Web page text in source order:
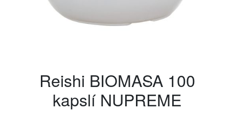
Reishi BIOMASA 100
kapslí NUPREME